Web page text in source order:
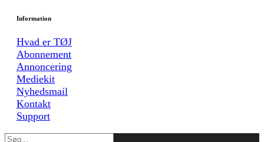
Information
Hvad er TØJ
Abonnement
Annoncering
Mediekit
Nyhedsmail
Kontakt
Support